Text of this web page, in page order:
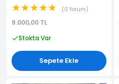
★★★★★ 0 Yorum
9.000,00 TL
Stokta Var
Sepete Ekle